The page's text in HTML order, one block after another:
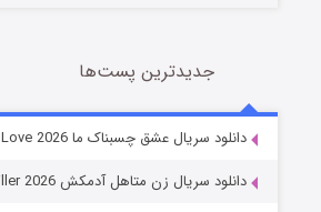
شوهر
جدیدترین پست‌ها
دانلود سریال عشق چسبناک ما Our Sticky Love 2026
دانلود سریال زن متاهل آدمکش A Bona Fide Killer 2026